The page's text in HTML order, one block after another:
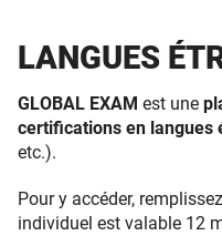
LANGUES
GLOBAL EXAM est une
certifications en langues
etc.).
Pour y accéder,
individuel est valable 12